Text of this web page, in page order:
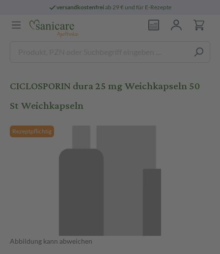
versandkostenfreiab 29 € und für E-Rezepte
CICLOSPORIN dura 25 mg Weichkapseln 50
St Weichkapseln
Rezeptpflichtig
Abbildung kann abweichen